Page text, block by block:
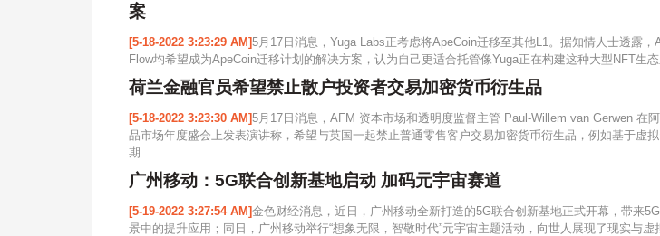
案
[5-18-2022 3:23:29 AM]5月17日消息，Yuga Labs正考虑将ApeCoin迁移至其他L1。据知情人士透露，
Flow均希望成为ApeCoin迁移计划的解决方案，认为自己更适合托管像Yuga正在构建这种大型NFT生
荷兰金融官员希望禁止散户投资者交易加密货币衍生品
[5-18-2022 3:23:30 AM]5月17日消息，AFM 资本市场和透明度监督主管 Paul-Willem van Gerwen 在
品市场年度盛会上发表演讲称，希望与英国一起禁止普通零售客户交易加密货币衍生品，例如基于虚
期...
广州移动：5G联合创新基地启动 加码元宇宙赛道
[5-19-2022 3:27:54 AM]金色财经消息，近日，广州移动全新打造的5G联合创新基地正式开幕，带来
景中的提升应用；同日，广州移动举行“想象无限，智敬时代”元宇宙主题活动，向世人展现了现实与虚